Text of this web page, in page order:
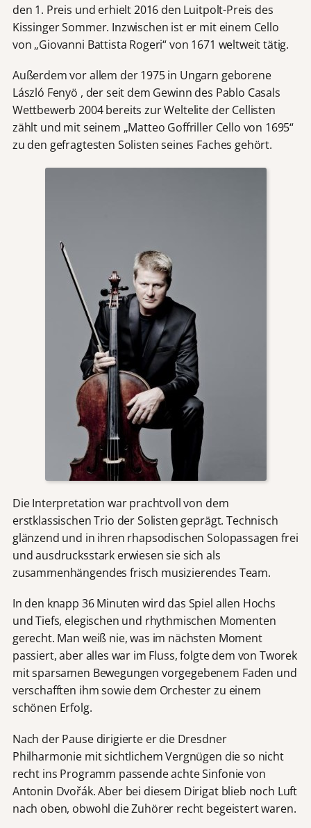
den 1. Preis und erhielt 2016 den Luitpolt-Preis des
Kissinger Sommer. Inzwischen ist er mit einem Cello
von „Giovanni Battista Rogeri“ von 1671 weltweit tätig.
Außerdem vor allem der 1975 in Ungarn geborene
László Fenyö , der seit dem Gewinn des Pablo Casals
Wettbewerb 2004 bereits zur Weltelite der Cellisten
zählt und mit seinem „Matteo Goffriller Cello von 1695“
zu den gefragtesten Solisten seines Faches gehört.
Die Interpretation war prachtvoll von dem
erstklassischen Trio der Solisten geprägt. Technisch
glänzend und in ihren rhapsodischen Solopassagen frei
und ausdrucksstark erwiesen sie sich als
zusammenhängendes frisch musizierendes Team.
In den knapp 36 Minuten wird das Spiel allen Hochs
und Tiefs, elegischen und rhythmischen Momenten
gerecht. Man weiß nie, was im nächsten Moment
passiert, aber alles war im Fluss, folgte dem von Tworek
mit sparsamen Bewegungen vorgegebenem Faden und
verschafften ihm sowie dem Orchester zu einem
schönen Erfolg.
Nach der Pause dirigierte er die Dresdner
Philharmonie mit sichtlichem Vergnügen die so nicht
recht ins Programm passende achte Sinfonie von
Antonin Dvořák. Aber bei diesem Dirigat blieb noch Luft
nach oben, obwohl die Zuhörer recht begeistert waren.